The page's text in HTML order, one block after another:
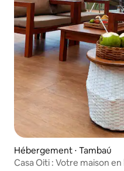
Hébergement ⋅ Tambaú
Casa Oiti : Votre maison